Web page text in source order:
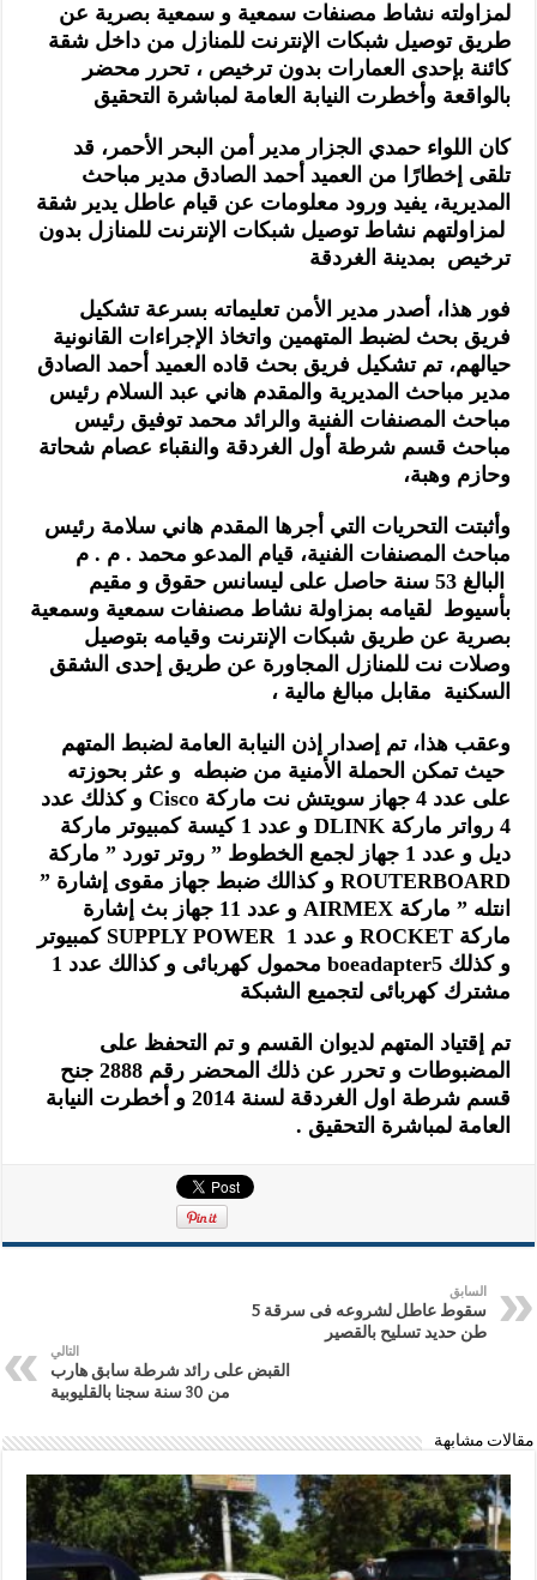
لمزاولته نشاط مصنفات سمعية و سمعية بصرية عن
طريق توصيل شبكات الإنترنت للمنازل من داخل شقة
كائنة بإحدى العمارات بدون ترخيص ، تحرر محضر
بالواقعة وأخطرت النيابة العامة لمباشرة التحقيق
كان اللواء حمدي الجزار مدير أمن البحر الأحمر، قد
تلقى إخطارًا من العميد أحمد الصادق مدير مباحث
المديرية، يفيد ورود معلومات عن قيام عاطل يدير شقة
لمزاولتهم نشاط توصيل شبكات الإنترنت للمنازل بدون
ترخيص بمدينة الغردقة
فور هذا، أصدر مدير الأمن تعليماته بسرعة تشكيل
فريق بحث لضبط المتهمين واتخاذ الإجراءات القانونية
حيالهم، تم تشكيل فريق بحث قاده العميد أحمد الصادق
مدير مباحث المديرية والمقدم هاني عبد السلام رئيس
مباحث المصنفات الفنية والرائد محمد توفيق رئيس
مباحث قسم شرطة أول الغردقة والنقباء عصام شحاتة
وحازم وهبة،
وأثبتت التحريات التي أجرها المقدم هاني سلامة رئيس
مباحث المصنفات الفنية، قيام المدعو محمد . م . م
البالغ 53 سنة حاصل على ليسانس حقوق و مقيم
بأسيوط لقيامه بمزاولة نشاط مصنفات سمعية وسمعية
بصرية عن طريق شبكات الإنترنت وقيامه بتوصيل
وصلات نت للمنازل المجاورة عن طريق إحدى الشقق
السكنية مقابل مبالغ مالية ،
وعقب هذا، تم إصدار إذن النيابة العامة لضبط المتهم
حيث تمكن الحملة الأمنية من ضبطه و عثر بحوزته
على عدد 4 جهاز سويتش نت ماركة
Cisco و كذلك عدد
4 رواتر ماركة
DLINK
و عدد 1 كيسة كمبيوتر ماركة
ديل و عدد 1 جهاز لجمع الخطوط ” روتر تورد ” ماركة
ROUTERBOARD و كذالك ضبط جهاز مقوى إشارة ”
انتله ” ماركةAIRMEX
و عدد 11 جهاز بث إشارة
ماركةROCKET و عدد 1 SUPPLY POWER كمبيوتر
و كذلك 5 boeadapter
محمول كهربائى و كذالك عدد 1
مشترك كهربائى لتجميع الشبكة
تم إقتياد المتهم لديوان القسم و تم التحفظ على
المضبوطات و تحرر عن ذلك المحضر رقم 2888 جنح
قسم شرطة اول الغردقة لسنة 2014 و أخطرت النيابة
العامة لمباشرة التحقيق .
السابق
سقوط عاطل لشروعه فى سرقة 5
طن حديد تسليح بالقصير
التالي
القبض على رائد شرطة سابق هارب
من 30 سنة سجنا بالقليوبية
مقالات مشابهة